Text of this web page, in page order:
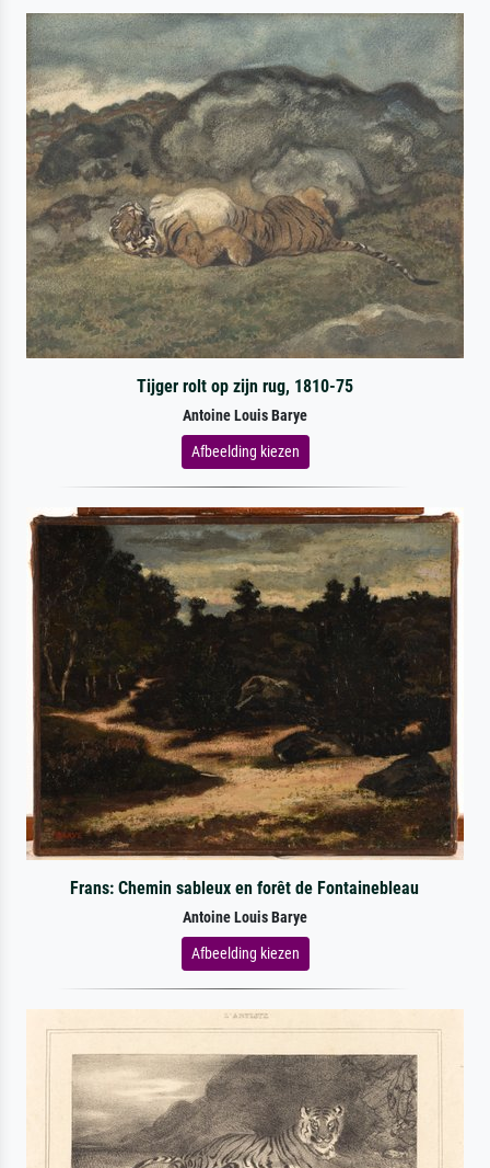
Tijger rolt op zijn rug, 1810-75
Antoine Louis Barye
Afbeelding kiezen
Frans: Chemin sableux en forêt de Fontainebleau
Antoine Louis Barye
Afbeelding kiezen